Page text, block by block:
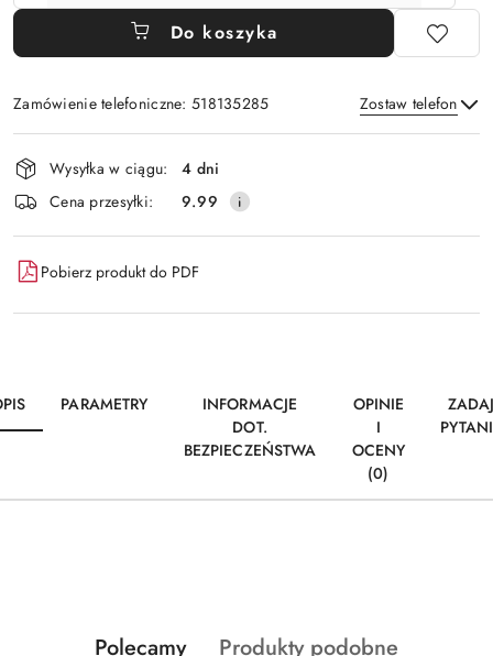
Do koszyka
Zamówienie telefoniczne: 518135285 Zostaw telefon
Wyślij
Dostępność
i
dostawa
Wysyłka w ciągu:
4 dni
Cena przesyłki:
9.99
Pobierz produkt do PDF
PARAMETRY
INFORMACJE
DOT.
BEZPIECZEŃSTWA
OPINIE
I
OCENY
(0)
Produkty
Polecamy Produkty
Produkty podobne